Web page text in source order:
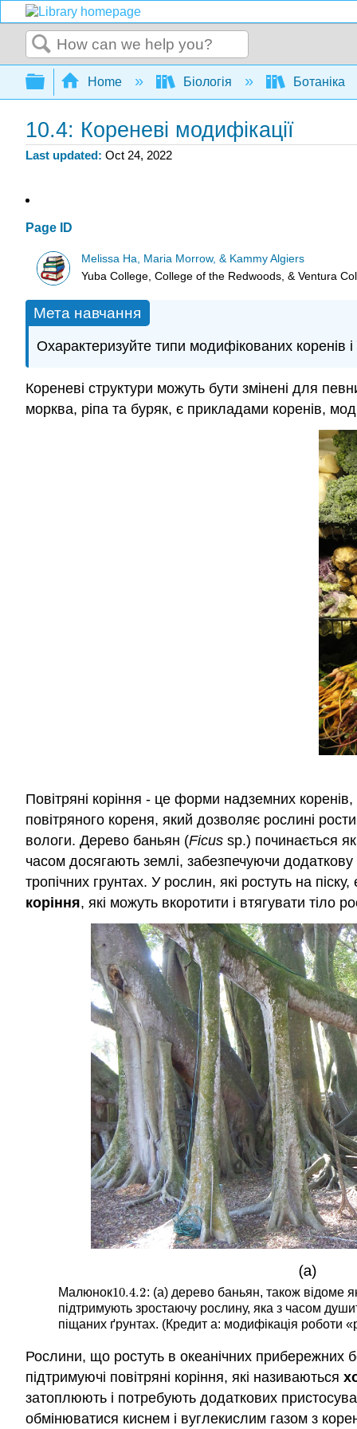
Search
Expand/collapse global hierarchy
Home Біологія Ботаніка
10.4: Кореневі модифікації
Last updated Oct 24, 2022
Page ID
Melissa Ha, Maria Morrow, & Kammy Algiers
Yuba College, College of the Redwoods, & Ventura
Мета навчання
Охарактеризуйте типи модифікованих коренів і
Кореневі структури можуть бути змінені для
морква, ріпа та буряк, є прикладами коренів,
Повітряні коріння - це форми надземних
повітряного кореня, який дозволяє рослині
вологи. Дерево баньян (Ficus sp.) починається
часом досягають землі, забезпечуючи додаткову
тропічних грунтах. У рослин, які ростуть на
коріння, які можуть вкоротити і втягувати тіло
Малюнок10.4.2
10.4.2: (а) дерево баньян, також відоме
підтримують зростаючу рослину, яка з часом
піщаних ґрунтах. (Кредит а: модифікація
Рослини, що ростуть в океанічних прибережних
підтримуючі повітряні коріння, які називаються
затоплюють і потребують додаткових
обмінюватися киснем і вуглекислим газом з